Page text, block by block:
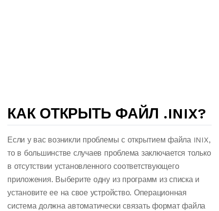
КАК ОТКРЫТЬ ФАЙЛ .INIX?
Если у вас возникли проблемы с открытием файла INIX,
то в большинстве случаев проблема заключается только
в отсутствии установленного соответствующего
приложения. Выберите одну из программ из списка и
установите ее на свое устройство. Операционная
система должна автоматически связать формат файла